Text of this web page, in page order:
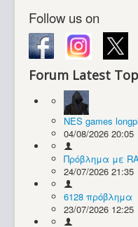
Συλλογές / Projects
Follow us on
Forum Latest
NES games
04/08/2026 20:05
Πρόβλημα με
24/07/2026 21:35
6128 πρόβλημα
23/07/2026 12:25